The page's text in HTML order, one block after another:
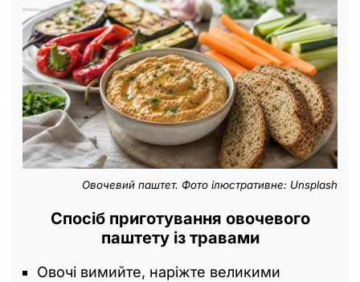
Овочевий паштет. Фото ілюстративне: Unsplash
Спосіб приготування овочевого
паштету із травами
Овочі вимийте, наріжте великими